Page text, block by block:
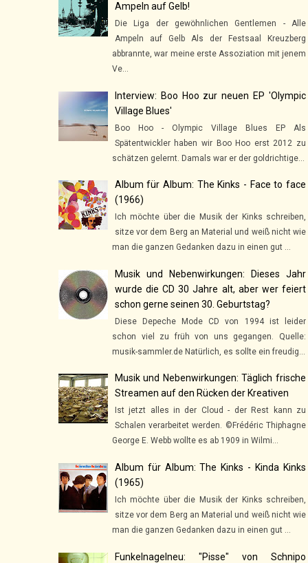
Ampeln auf Gelb!
Die Liga der gewöhnlichen Gentlemen - Alle
Ampeln auf Gelb Als der Festsaal Kreuzberg
abbrannte, war meine erste Assoziation mit jenem
Ve...
Interview: Boo Hoo zur neuen EP 'Olympic
Village Blues'
Boo Hoo - Olympic Village Blues EP Als
Spätentwickler haben wir Boo Hoo erst 2012 zu
schätzen gelernt. Damals war er der goldrichtige...
Album für Album: The Kinks - Face to face
(1966)
Ich möchte über die Musik der Kinks schreiben,
sitze vor dem Berg an Material und weiß nicht wie
man die ganzen Gedanken dazu in einen gut ...
Musik und Nebenwirkungen: Dieses Jahr
wurde die CD 30 Jahre alt, aber wer feiert
schon gerne seinen 30. Geburtstag?
Diese Depeche Mode CD von 1994 ist leider
schon viel zu früh von uns gegangen. Quelle:
musik-sammler.de Natürlich, es sollte ein freudig...
Musik und Nebenwirkungen: Täglich frische
Streamen auf den Rücken der Kreativen
Ist jetzt alles in der Cloud - der Rest kann zu
Schalen verarbeitet werden. ©Frédéric Thiphagne
George E. Webb wollte es ab 1909 in Wilmi...
Album für Album: The Kinks - Kinda Kinks
(1965)
Ich möchte über die Musik der Kinks schreiben,
sitze vor dem Berg an Material und weiß nicht wie
man die ganzen Gedanken dazu in einen gut ...
Funkelnagelneu: "Pisse" von Schnipo